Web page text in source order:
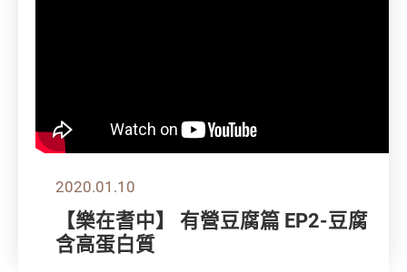
2020.01.10
【樂在耆中】 有營豆腐篇 EP2-豆腐
含高蛋白質